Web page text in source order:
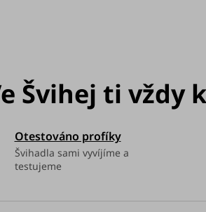
Otestováno profíky
Švihadla sami vyvíjíme a
testujeme